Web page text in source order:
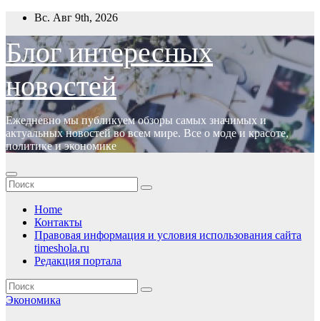
Перейти
содержимому
Вс. Авг 9th, 2026
Блог интересных
новостей
Ежедневно мы публикуем обзоры самых значимых и
актуальных новостей во всем мире. Все о моде и красоте,
политике и экономике
Home
Контакты
Правовая информация и условия использования сайта
timeshola.ru
Редакция портала
Экономика